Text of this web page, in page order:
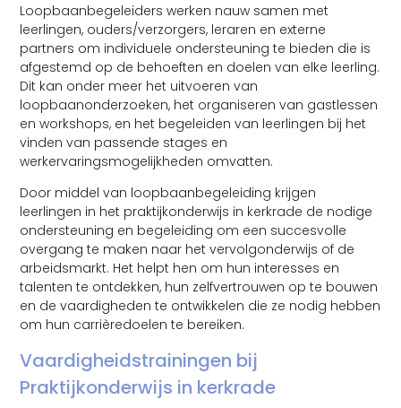
Loopbaanbegeleiders werken nauw samen met
leerlingen, ouders/verzorgers, leraren en externe
partners om individuele ondersteuning te bieden die is
afgestemd op de behoeften en doelen van elke leerling.
Dit kan onder meer het uitvoeren van
loopbaanonderzoeken, het organiseren van gastlessen
en workshops, en het begeleiden van leerlingen bij het
vinden van passende stages en
werkervaringsmogelijkheden omvatten.
Door middel van loopbaanbegeleiding krijgen
leerlingen in het praktijkonderwijs in kerkrade de nodige
ondersteuning en begeleiding om een succesvolle
overgang te maken naar het vervolgonderwijs of de
arbeidsmarkt. Het helpt hen om hun interesses en
talenten te ontdekken, hun zelfvertrouwen op te bouwen
en de vaardigheden te ontwikkelen die ze nodig hebben
om hun carrièredoelen te bereiken.
Vaardigheidstrainingen bij
Praktijkonderwijs in kerkrade